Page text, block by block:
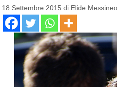
18 Settembre 2015 di Elide Messineo